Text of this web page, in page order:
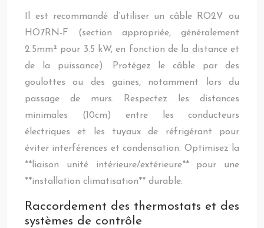
Il est recommandé d’utiliser un câble RO2V ou
HO7RN-F (section appropriée, généralement
2.5mm² pour 3.5 kW, en fonction de la distance et
de la puissance). Protégez le câble par des
goulottes ou des gaines, notamment lors du
passage de murs. Respectez les distances
minimales (10cm) entre les conducteurs
électriques et les tuyaux de réfrigérant pour
éviter interférences et condensation. Optimisez la
**liaison unité intérieure/extérieure** pour une
**installation climatisation** durable.
Raccordement des thermostats et des
systèmes de contrôle